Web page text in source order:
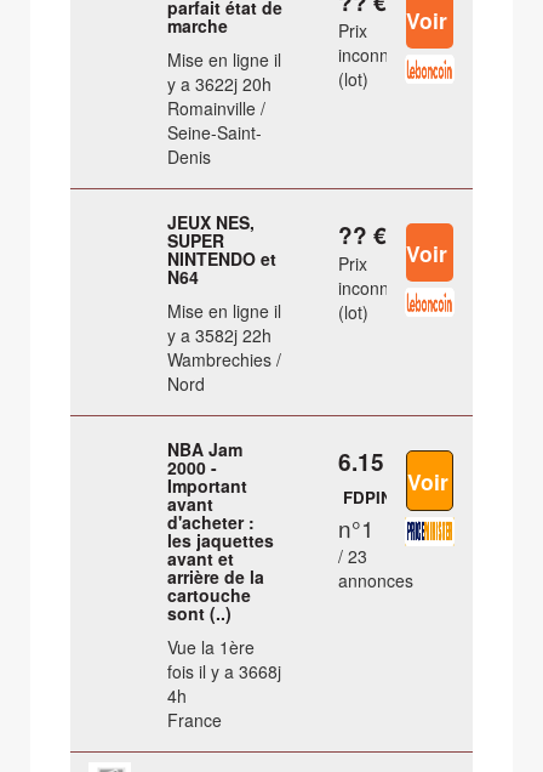
parfait état de
marche
Mise en ligne il
y a 3622j 20h
Romainville /
Seine-Saint-
Denis
Prix
inconnu
(lot)
JEUX NES,
SUPER
NINTENDO et
N64
Mise en ligne il
y a 3582j 22h
Wambrechies /
Nord
?? €
Prix
inconnu
(lot)
NBA Jam
2000 -
Important
avant
d'acheter :
les jaquettes
avant et
arrière de la
cartouche
sont (..)
Vue la 1ère
fois il y a 3668j
4h
France
6.15 €
FDPIN
n°1
/ 23
annonces